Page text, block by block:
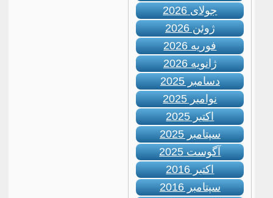
جولای 2026
ژوئن 2026
فوریه 2026
ژانویه 2026
دسامبر 2025
نوامبر 2025
اکتبر 2025
سپتامبر 2025
آگوست 2025
اکتبر 2016
سپتامبر 2016